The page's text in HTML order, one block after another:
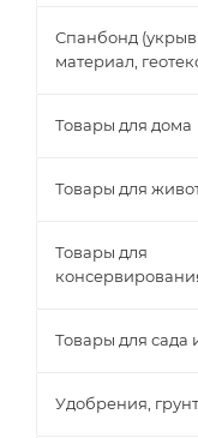
Спанбонд
материал,
Товары для дома
Товары для
Товары для
Товары для сада
Удобрения,